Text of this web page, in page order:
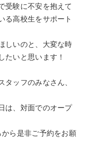
受験に不安を抱えて
る高校生をサポート
しいのと、大変な時
たいと思います！
ッフのみなさん、
は、対面でのオープ
ら是非ご予約をお願